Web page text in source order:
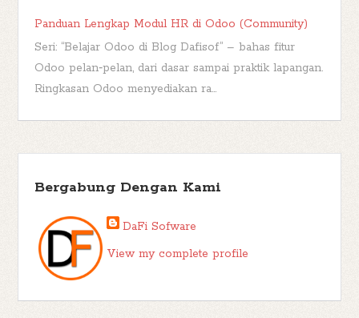
Panduan Lengkap Modul HR di Odoo (Community)
Seri: “Belajar Odoo di Blog Dafisof” – bahas fitur
Odoo pelan‑pelan, dari dasar sampai praktik lapangan.
Ringkasan Odoo menyediakan ra...
Bergabung Dengan Kami
DaFi Sofware
View my complete profile